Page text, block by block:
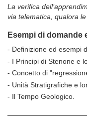
La verifica
via telematica, qualora
Esempi di domande
- Definizione ed esempi
- I Principi di Stenone e
- Concetto di
- Unità Stratigrafiche e
- Il Tempo Geologico.